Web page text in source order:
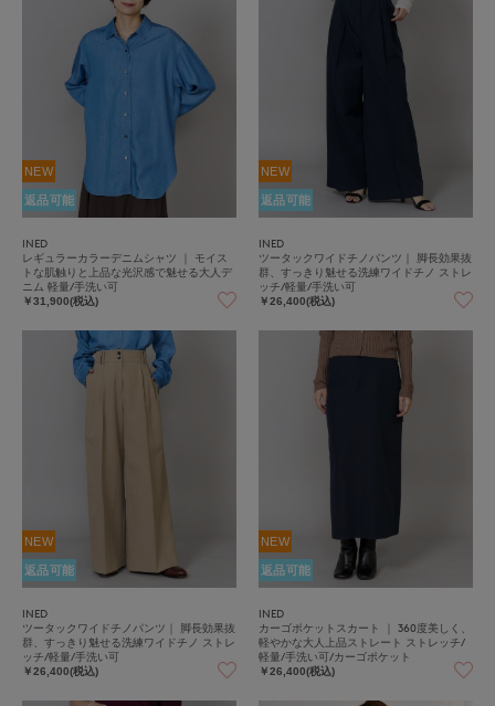
NEW
返品可能
INED
レギュラーカラーデニムシャツ ｜ モイス
トな肌触りと上品な光沢感で魅せる大人デ
ニム 軽量/手洗い可
￥31,900(税込)
NEW
返品可能
INED
ツータックワイドチノパンツ｜ 脚長効果抜
群、すっきり魅せる洗練ワイドチノ ストレ
ッチ/軽量/手洗い可
￥26,400(税込)
NEW
返品可能
INED
ツータックワイドチノパンツ｜ 脚長効果抜
群、すっきり魅せる洗練ワイドチノ ストレ
ッチ/軽量/手洗い可
￥26,400(税込)
NEW
返品可能
INED
カーゴポケットスカート ｜ 360度美しく、
軽やかな大人上品ストレート ストレッチ/
軽量/手洗い可/カーゴポケット
￥26,400(税込)